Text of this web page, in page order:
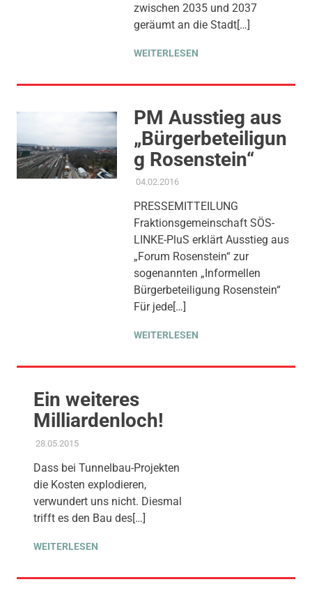
zwischen 2035 und 2037
geräumt an die Stadt[…]
WEITERLESEN
PM Ausstieg aus
„Bürgerbeteiligun
g Rosenstein“
04.02.2016ADMIN
AKTUELLES
S 21 , THEMEN
PRESSEMITTEILUNG
Fraktionsgemeinschaft SÖS-
LINKE-PluS erklärt Ausstieg aus
„Forum Rosenstein“ zur
sogenannten „Informellen
Bürgerbeteiligung Rosenstein“
Für jede[…]
WEITERLESEN
Ein weiteres
Milliardenloch!
28.05.2015ADMIN
AMTSBLATT-BEITRAG
Dass bei Tunnelbau-Projekten
die Kosten explodieren,
verwundert uns nicht. Diesmal
trifft es den Bau des[…]
WEITERLESEN